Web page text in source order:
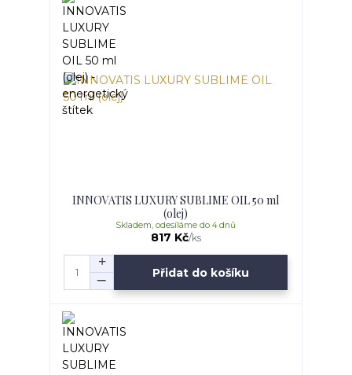
INNOVATIS LUXURY SUBLIME OIL 50 ml
(olej)
817 Kč/ks
Skladem, odesíláme do 4 dnů
Přidat do košíku